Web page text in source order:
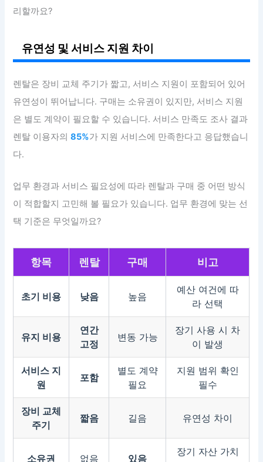
리할까요?
유연성 및 서비스 지원 차이
렌탈은 장비 교체 주기가 짧고, 서비스 지원이 포함되어 있어
유연성이 뛰어납니다. 구매는 소유권이 있지만, 서비스 지원
은 별도 계약이 필요할 수 있습니다. 서비스 만족도 조사 결과
렌탈 이용자의85%가 지원 서비스에 만족한다고 응답했습니
다.
업무 환경과 서비스 필요성에 따라 렌탈과 구매 중 어떤 방식
이 적합할지 고민해 볼 필요가 있습니다. 업무 환경에 맞는 선
택 기준은 무엇일까요?
항목 렌탈 구매 비고
초기 비용 낮음 높음
예산 여건에 따
라 선택
유지 비용
연간
고정
변동 가능
장기 사용 시 차
이 발생
서비스 지
원
포함
별도 계약
필요
지원 범위 확인
필수
장비 교체
주기
짧음 길음 유연성 차이
소유권 없음 있음
장기 자산 가치